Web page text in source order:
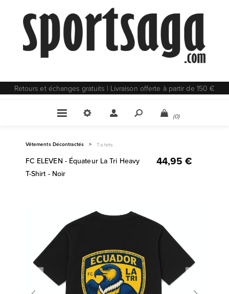
Retours et échanges gratuits | Livraison offerte à partir de 150 €
(0)
Vêtements Décontractés > T-shirts
FC ELEVEN - Équateur La Tri Heavy
T-Shirt - Noir
44,95 €